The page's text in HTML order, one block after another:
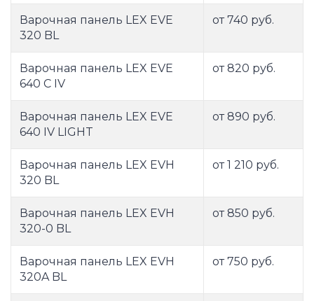
Варочная панель LEX EVE
320 BL
от 740 руб.
Варочная панель LEX EVE
640 C IV
от 820 руб.
Варочная панель LEX EVE
640 IV LIGHT
от 890 руб.
Варочная панель LEX EVH
320 BL
от 1 210 руб.
Варочная панель LEX EVH
320-0 BL
от 850 руб.
Варочная панель LEX EVH
320A BL
от 750 руб.